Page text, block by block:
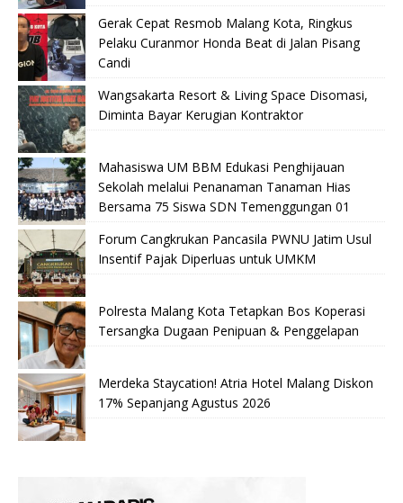
Gerak Cepat Resmob Malang Kota, Ringkus
Pelaku Curanmor Honda Beat di Jalan Pisang
Candi
Wangsakarta Resort & Living Space Disomasi,
Diminta Bayar Kerugian Kontraktor
Mahasiswa UM BBM Edukasi Penghijauan
Sekolah melalui Penanaman Tanaman Hias
Bersama 75 Siswa SDN Temenggungan 01
Forum Cangkrukan Pancasila PWNU Jatim Usul
Insentif Pajak Diperluas untuk UMKM
Polresta Malang Kota Tetapkan Bos Koperasi
Tersangka Dugaan Penipuan & Penggelapan
Merdeka Staycation! Atria Hotel Malang Diskon
17% Sepanjang Agustus 2026